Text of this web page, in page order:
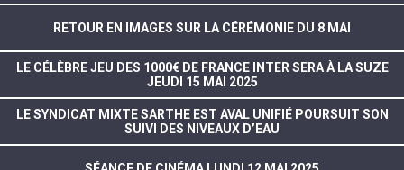
RETOUR EN IMAGES SUR LA CÉRÉMONIE DU 8 MAI
LE CÉLÈBRE JEU DES 1000€ DE FRANCE INTER SERA À LA SUZE
JEUDI 15 MAI 2025
LE SYNDICAT MIXTE SARTHE EST AVAL UNIFIÉ POURSUIT SON
SUIVI DES NIVEAUX D’EAU